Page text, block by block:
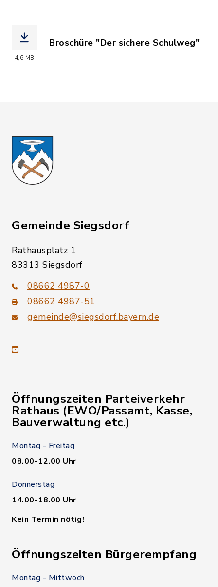
4,6 MB
Broschüre "Der sichere Schulweg"
Gemeinde Siegsdorf
Rathausplatz 1
83313 Siegsdorf
08662 4987-0
08662 4987-51
gemeinde@siegsdorf.bayern.de
youtube
Öffnungszeiten Parteiverkehr
Rathaus (EWO/Passamt, Kasse,
Bauverwaltung etc.)
Montag - Freitag
08.00-12.00 Uhr
Donnerstag
14.00-18.00 Uhr
Kein Termin nötig!
Öffnungszeiten Bürgerempfang
Montag - Mittwoch